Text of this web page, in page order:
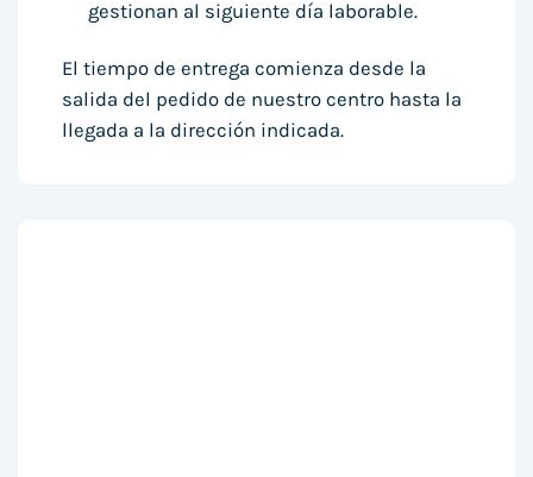
gestionan al siguiente día laborable.
El tiempo de entrega comienza desde la
salida del pedido de nuestro centro hasta la
llegada a la dirección indicada.